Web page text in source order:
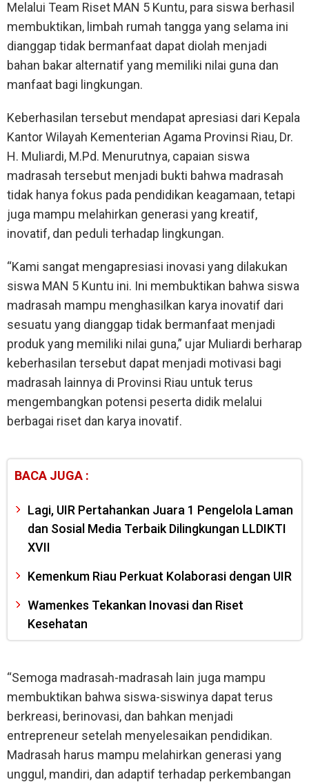
Melalui Team Riset MAN 5 Kuntu, para siswa berhasil
membuktikan, limbah rumah tangga yang selama ini
dianggap tidak bermanfaat dapat diolah menjadi
bahan bakar alternatif yang memiliki nilai guna dan
manfaat bagi lingkungan.
Keberhasilan tersebut mendapat apresiasi dari Kepala
Kantor Wilayah Kementerian Agama Provinsi Riau, Dr.
H. Muliardi, M.Pd. Menurutnya, capaian siswa
madrasah tersebut menjadi bukti bahwa madrasah
tidak hanya fokus pada pendidikan keagamaan, tetapi
juga mampu melahirkan generasi yang kreatif,
inovatif, dan peduli terhadap lingkungan.
“Kami sangat mengapresiasi inovasi yang dilakukan
siswa MAN 5 Kuntu ini. Ini membuktikan bahwa siswa
madrasah mampu menghasilkan karya inovatif dari
sesuatu yang dianggap tidak bermanfaat menjadi
produk yang memiliki nilai guna,” ujar Muliardi berharap
keberhasilan tersebut dapat menjadi motivasi bagi
madrasah lainnya di Provinsi Riau untuk terus
mengembangkan potensi peserta didik melalui
berbagai riset dan karya inovatif.
BACA JUGA :
Lagi, UIR Pertahankan Juara 1 Pengelola Laman
dan Sosial Media Terbaik Dilingkungan LLDIKTI
XVII
Kemenkum Riau Perkuat Kolaborasi dengan UIR
Wamenkes Tekankan Inovasi dan Riset
Kesehatan
“Semoga madrasah-madrasah lain juga mampu
membuktikan bahwa siswa-siswinya dapat terus
berkreasi, berinovasi, dan bahkan menjadi
entrepreneur setelah menyelesaikan pendidikan.
Madrasah harus mampu melahirkan generasi yang
unggul, mandiri, dan adaptif terhadap perkembangan